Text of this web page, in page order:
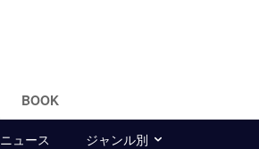
BOOK
ニュース ジャンル別